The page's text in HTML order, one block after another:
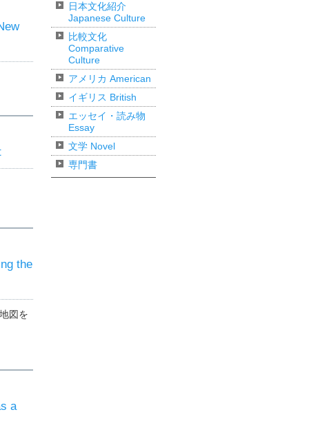
the
図を
a
日本文化紹介
Japanese Culture
比較文化
Comparative
Culture
アメリカ American
イギリス British
エッセイ・読み物
Essay
文学 Novel
専門書